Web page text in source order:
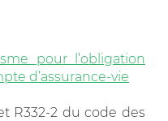
pour l’obligation
d’assurance-vie
R332-2 du code des